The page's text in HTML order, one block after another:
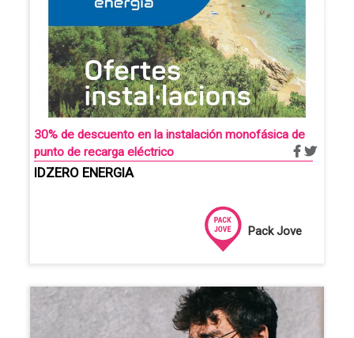
Pack Jove
30% de descuento en la instalación monofásica de
punto de recarga eléctrico
IDZERO ENERGIA